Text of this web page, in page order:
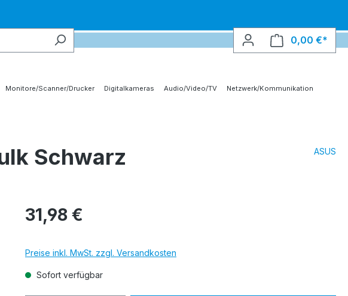
0,00 €*
Monitore/Scanner/Drucker Digitalkameras Audio/Video/TV Netzwerk/Kommunikation
Schwarz ASUS
31,98 €
Preise inkl. MwSt. zzgl. Versandkosten
Sofort verfügbar